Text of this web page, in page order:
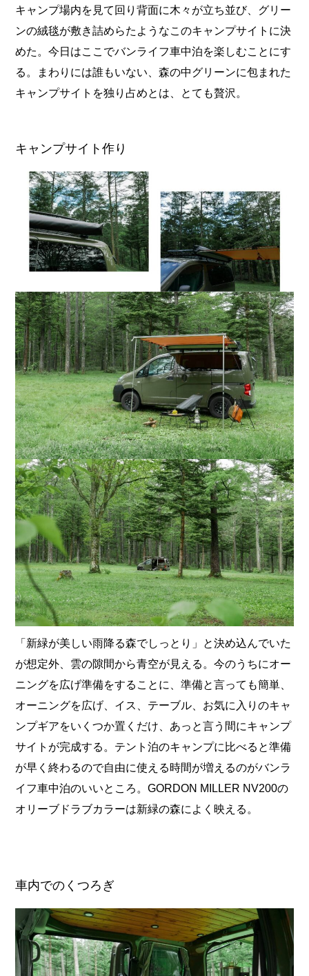
キャンプ場内を見て回り背面に木々が立ち並び、グリー
ンの絨毯が敷き詰めらたようなこのキャンプサイトに決
めた。今日はここでバンライフ車中泊を楽しむことにす
る。まわりには誰もいない、森の中グリーンに包まれた
キャンプサイトを独り占めとは、とても贅沢。
キャンプサイト作り
「新緑が美しい雨降る森でしっとり」と決め込んでいた
が想定外、雲の隙間から青空が見える。今のうちにオー
ニングを広げ準備をすることに、準備と言っても簡単、
オーニングを広げ、イス、テーブル、お気に入りのキャ
ンプギアをいくつか置くだけ、あっと言う間にキャンプ
サイトが完成する。テント泊のキャンプに比べると準備
が早く終わるので自由に使える時間が増えるのがバンラ
イフ車中泊のいいところ。GORDON MILLER NV200の
オリーブドラブカラーは新緑の森によく映える。
車内でのくつろぎ